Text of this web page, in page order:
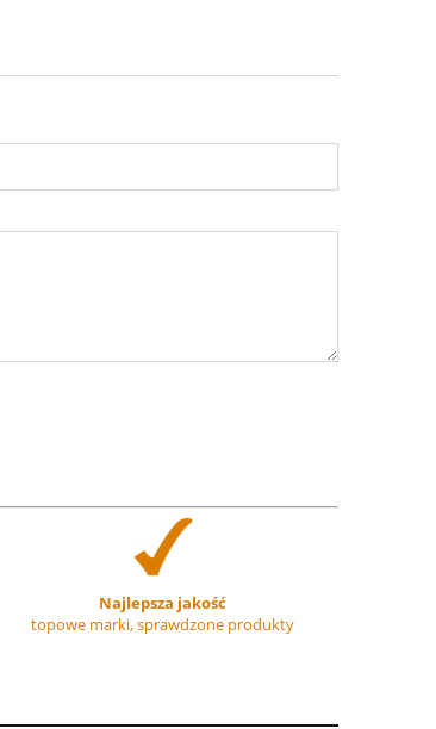
Najlepsza jakość
topowe marki, sprawdzone produkty